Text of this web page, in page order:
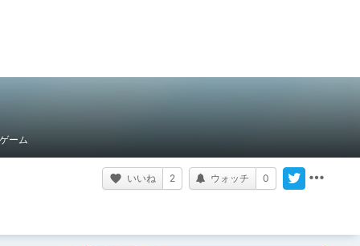
ゲーム
いいね 2 ウォッチ 0